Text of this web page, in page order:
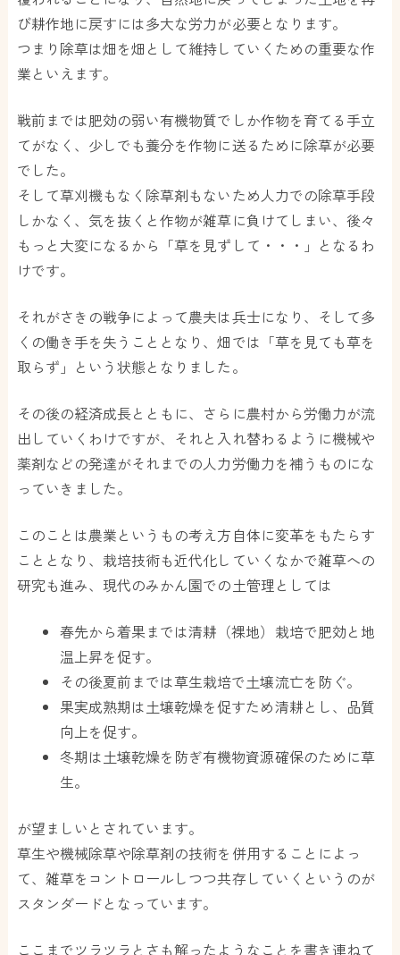
び耕作地に戻すには多大な労力が必要となります。
つまり除草は畑を畑として維持していくための重要な作
業といえます。
戦前までは肥効の弱い有機物質でしか作物を育てる手立
てがなく、少しでも養分を作物に送るために除草が必要
でした。
そして草刈機もなく除草剤もないため人力での除草手段
しかなく、気を抜くと作物が雑草に負けてしまい、後々
もっと大変になるから「草を見ずして・・・」となるわ
けです。
それがさきの戦争によって農夫は兵士になり、そして多
くの働き手を失うこととなり、畑では「草を見ても草を
取らず」という状態となりました。
その後の経済成長とともに、さらに農村から労働力が流
出していくわけですが、それと入れ替わるように機械や
薬剤などの発達がそれまでの人力労働力を補うものにな
っていきました。
このことは農業というもの考え方自体に変革をもたらす
こととなり、栽培技術も近代化していくなかで雑草への
研究も進み、現代のみかん園での土管理としては
春先から着果までは清耕（裸地）栽培で肥効と地
温上昇を促す。
その後夏前までは草生栽培で土壌流亡を防ぐ。
果実成熟期は土壌乾燥を促すため清耕とし、品質
向上を促す。
冬期は土壌乾燥を防ぎ有機物資源確保のために草
生。
が望ましいとされています。
草生や機械除草や除草剤の技術を併用することによっ
て、雑草をコントロールしつつ共存していくというのが
スタンダードとなっています。
ここまでツラツラとさも解ったようなことを書き連ねて